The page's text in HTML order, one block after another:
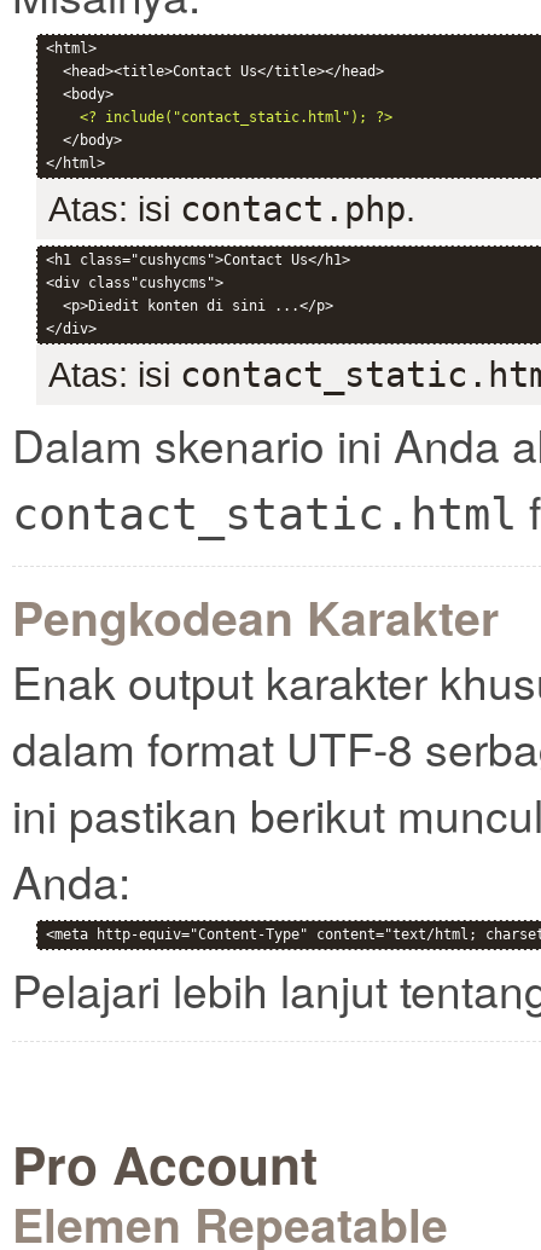
<html>
  <head><title>Contact Us</title></head>
  <body>
<? include("contact_static.html"); ?>
  </body>
Atas: isi contact.php.
<h1 class="cushycms">Contact Us</h1>
<div class"cushycms">
  <p>Diedit konten di sini ...</p>
Atas: isi
Dalam skenario ini Anda
contact_static.html
Pengkodean Karakter
Enak output karakter
dalam format UTF-8
ini pastikan berikut
Anda:
<meta http-equiv="Content-Type" content="text/html;
Pelajari lebih lanjut
Pro Account
Elemen Repeatable